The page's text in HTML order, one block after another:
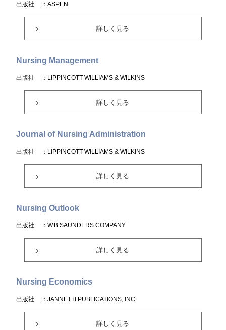
出版社 ：ASPEN
詳しく見る
Nursing Management
出版社 ：LIPPINCOTT WILLIAMS & WILKINS
詳しく見る
Journal of Nursing Administration
出版社 ：LIPPINCOTT WILLIAMS & WILKINS
詳しく見る
Nursing Outlook
出版社 ：W.B.SAUNDERS COMPANY
詳しく見る
Nursing Economics
出版社 ：JANNETTI PUBLICATIONS, INC.
詳しく見る